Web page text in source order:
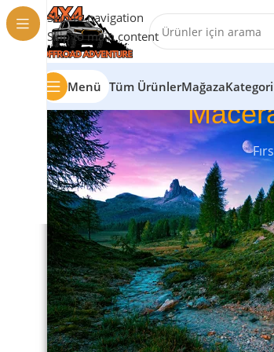
Skip to navigation
Skip to main content
Menü Tüm ÜrünlerMağaza